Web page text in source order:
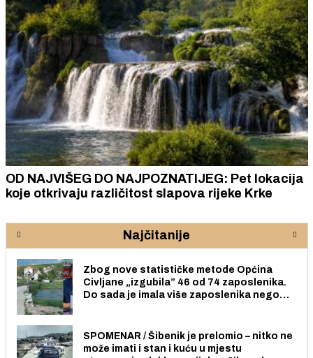
OD NAJVIŠEG DO NAJPOZNATIJEG: Pet lokacija
koje otkrivaju različitost slapova rijeke Krke
Najčitanije
Zbog nove statističke metode Općina
Civljane „izgubila” 46 od 74 zaposlenika.
Do sada je imala više zaposlenika nego
SPOMENAR / Šibenik je prelomio – nitko ne
može imati i stan i kuću u mjestu